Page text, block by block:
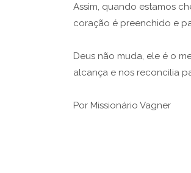
Assim, quando estamos
coração é preenchido e
Deus não muda, ele é o
alcança e nos reconcilia
Por Missionário Vagner